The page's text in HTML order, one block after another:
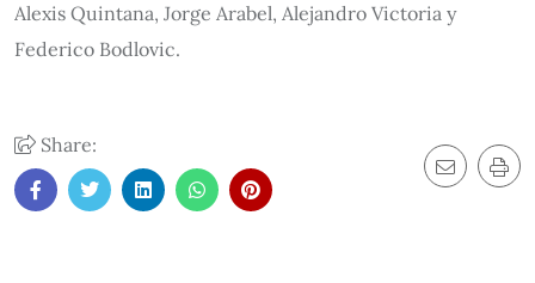
Alexis Quintana, Jorge Arabel, Alejandro Victoria y
Federico Bodlovic.
Share: